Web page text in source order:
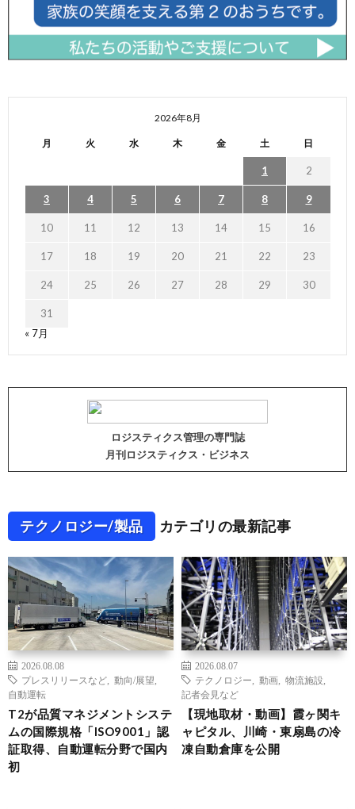
2026年8月
月 火 水 木 金 土 日
1 2
3 4 5 6 7 8 9
10 11 12 13 14 15 16
17 18 19 20 21 22 23
24 25 26 27 28 29 30
31
« 7月
ロジスティクス管理の専門誌
月刊ロジスティクス・ビジネス
テクノロジー/製品 カテゴリの最新記事
2026.08.08
プレスリリースなど
動向/展望
自動運転
T2が品質マネジメントシステ
ムの国際規格「ISO9001」認
証取得、自動運転分野で国内
初
2026.08.07
テクノロジー
動画 物流施設
記者会見など
【現地取材・動画】霞ヶ関キ
ャピタル、川崎・東扇島の冷
凍自動倉庫を公開